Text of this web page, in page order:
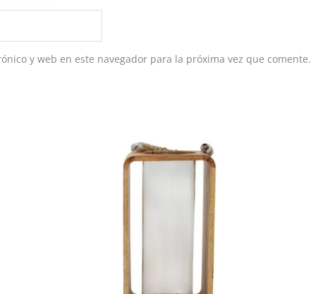
y web en este navegador para la próxima vez que comente.